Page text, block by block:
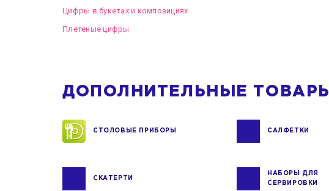
Цифры в букетах и композициях
Плетеные цифры
ДОПОЛНИТЕЛЬНЫЕ ТОВАРЫ
СТОЛОВЫЕ ПРИБОРЫ САЛФЕТКИ
СКАТЕРТИ
НАБОРЫ ДЛЯ
СЕРВИРОВКИ